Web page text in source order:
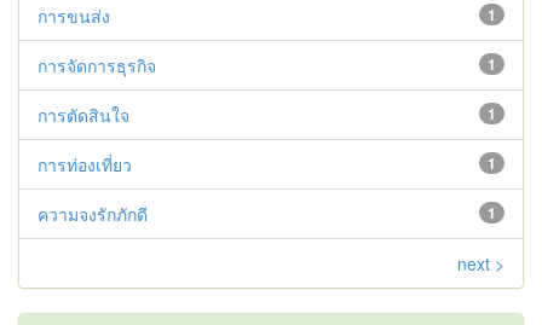
1
การขนส่ง
1
การจัดการธุรกิจ
1
การตัดสินใจ
1
การท่องเที่ยว
1
ความจงรักภักดี
next >